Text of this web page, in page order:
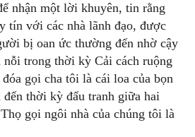
nhận một lời khuyên, tin rằng
tín với các nhà lãnh đạo, được
bị oan ức thường đến nhờ cậy
trong thời kỳ Cải cách ruộng
gọi cha tôi là cái loa của bọn
đến thời kỳ đấu tranh giữa hai
gọi ngôi nhà của chúng tôi là